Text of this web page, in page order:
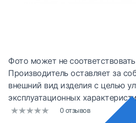
Фото может не
Производитель оставляет за
внешний вид изделия с целью
эксплуатационных
0 отзывов